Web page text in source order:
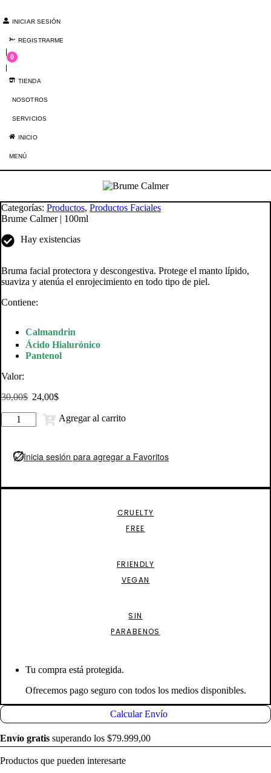
al
contenido
INICIAR SESIÓN
REGISTRARME
0
TIENDA
NOSOTROS
SERVICIOS
INICIO
MENÚ
Categorías: Productos, Productos Faciales
Brume Calmer | 100ml
Hay existencias
Bruma facial protectora y descongestiva. Protege el manto lípido,
suaviza y atenúa el enrojecimiento en todo tipo de piel.
Contiene:
Calmandrin
Ácido Hialurónico
Pantenol
Valor:
30,00$ El
original
era:
24,00$El
actual
Brume
Calmer
100ml
cantidad
Agregar al carrito
Inicia sesión para agregar a Favoritos
CRUELTY
FREE
FRIENDLY
VEGAN
SIN
PARABENOS
Tu compra está protegida.
Ofrecemos pago seguro con todos los medios disponibles.
Calcular Envío
Envío gratis superando los $79.999,00
Productos que pueden interesarte